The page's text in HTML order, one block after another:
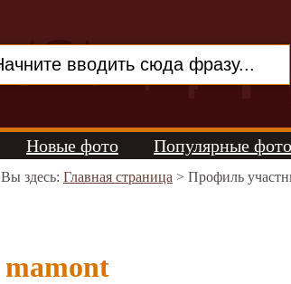
Новые фото Популярные фото
Вы здесь: Главная страница > Профиль
mamont